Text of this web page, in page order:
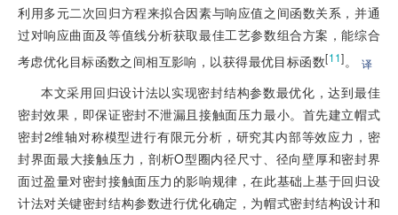
利用多元二次回归方程来拟合因素与响应值之间函数关系，并通
过对响应曲面及等值线分析获取最佳工艺参数组合方案，能综合
考虑优化目标函数之间相互影响，以获得最优目标函数[11]。 译
本文采用回归设计法以实现密封结构参数最优化，达到最佳
密封效果，即保证密封不泄漏且接触面压力最小。首先建立帽式
密封2维轴对称模型进行有限元分析，研究其内部等效应力，密
封界面最大接触压力，剖析O型圈内径尺寸、径向壁厚和密封界
面过盈量对密封接触面压力的影响规律，在此基础上基于回归设
计法对关键密封结构参数进行优化确定，为帽式密封结构设计和